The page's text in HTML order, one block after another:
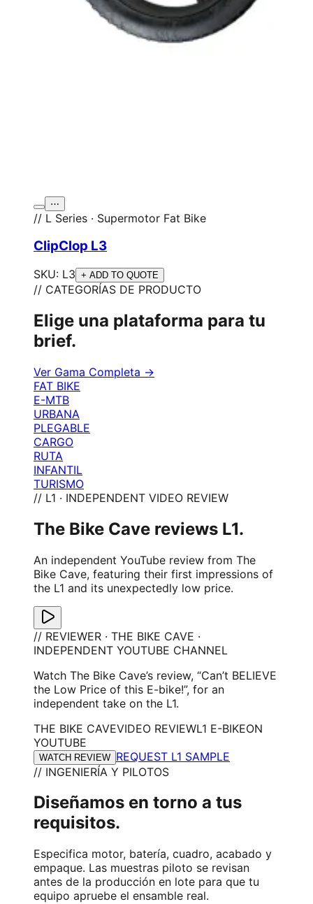
⋯
// L Series · Supermotor Fat Bike
ClipClop L3
SKU: L3 + ADD TO QUOTE
// CATEGORÍAS DE PRODUCTO
Elige una plataforma para tu
brief.
Ver Gama Completa →
FAT BIKE
E-MTB
URBANA
PLEGABLE
CARGO
RUTA
INFANTIL
TURISMO
// L1 · INDEPENDENT VIDEO REVIEW
The Bike Cave reviews L1.
An independent YouTube review from The
Bike Cave, featuring their first impressions of
the L1 and its unexpectedly low price.
// REVIEWER · THE BIKE CAVE ·
INDEPENDENT YOUTUBE CHANNEL
Watch The Bike Cave’s review, “Can’t BELIEVE
the Low Price of this E-bike!”, for an
independent take on the L1.
THE BIKE CAVEVIDEO REVIEWL1 E-BIKEON
YOUTUBE
WATCH REVIEW REQUEST L1 SAMPLE
// INGENIERÍA Y PILOTOS
Diseñamos en torno a tus
requisitos.
Especifica motor, batería, cuadro, acabado y
empaque. Las muestras piloto se revisan
antes de la producción en lote para que tu
equipo apruebe el ensamble real.